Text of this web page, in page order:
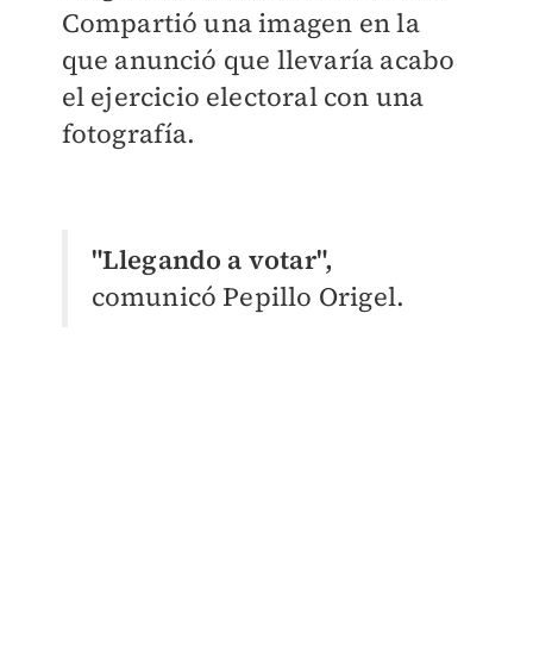
Compartió una imagen en la
que anunció que llevaría acabo
el ejercicio electoral con una
fotografía.
"Llegando a votar",
comunicó Pepillo Origel.